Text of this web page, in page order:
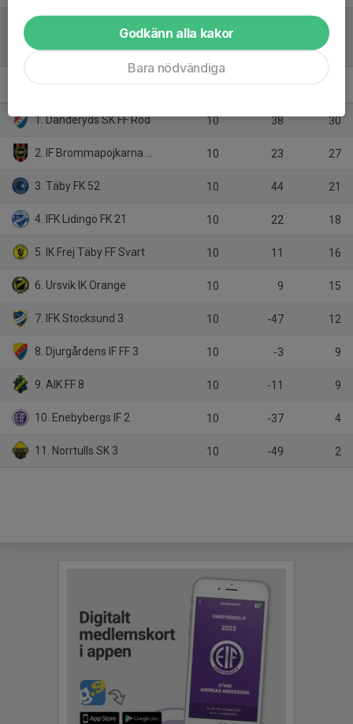
Tabell
1. Danderyds SK FF Röd 10 38 30
2. IF Brommapojkarna P12-21 10 23 27
3. Täby FK 52 10 44 21
4. IFK Lidingö FK 21 10 22 18
5. IK Frej Täby FF Svart 10 11 16
6. Ursvik IK Orange 10 9 15
7. IFK Stocksund 3 10 -47 12
8. Djurgårdens IF FF 3 10 -3 9
9. AIK FF 8 10 -11 9
10. Enebybergs IF 2 10 -37 4
11. Norrtulls SK 3 10 -49 2
Godkänn alla kakor
Bara nödvändiga